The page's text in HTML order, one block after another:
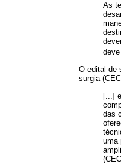
As
O edital de
surgia
[...]
das
uma